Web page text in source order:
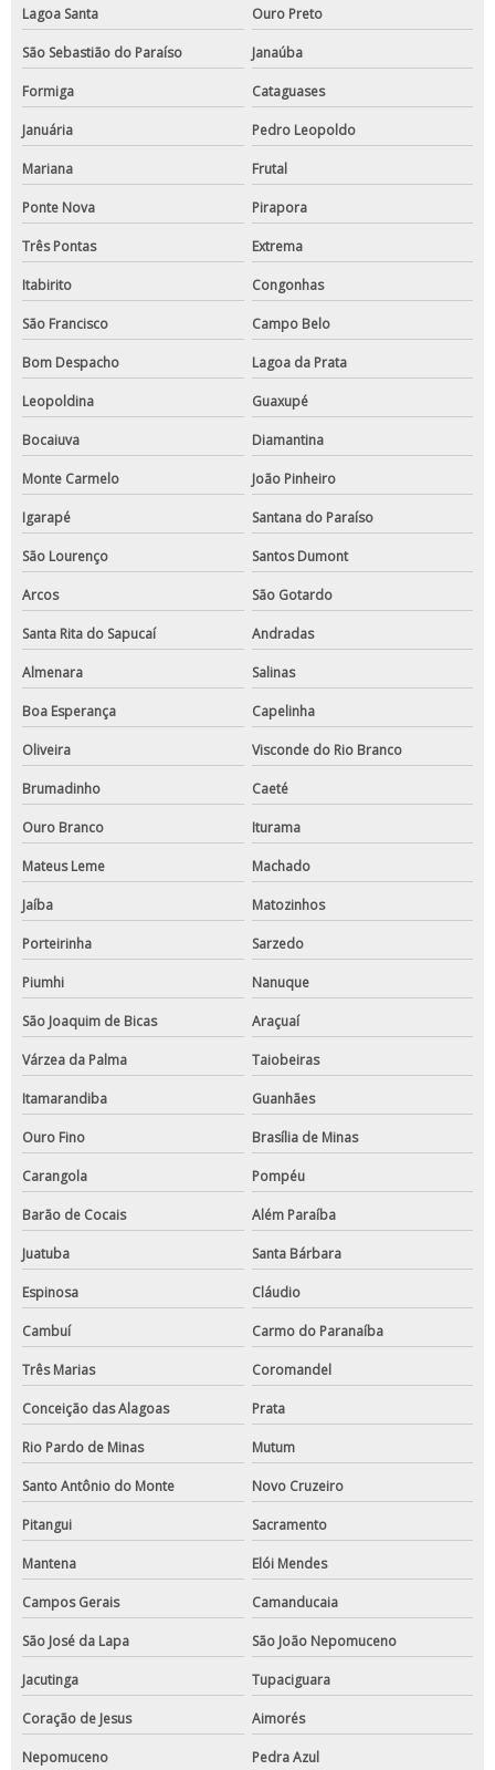
Lagoa Santa Ouro Preto
São Sebastião do Paraíso Janaúba
Formiga Cataguases
Januária Pedro Leopoldo
Mariana Frutal
Ponte Nova Pirapora
Três Pontas Extrema
Itabirito Congonhas
São Francisco Campo Belo
Bom Despacho Lagoa da Prata
Leopoldina Guaxupé
Bocaiuva Diamantina
Monte Carmelo João Pinheiro
Igarapé Santana do Paraíso
São Lourenço Santos Dumont
Arcos São Gotardo
Santa Rita do Sapucaí Andradas
Almenara Salinas
Boa Esperança Capelinha
Oliveira Visconde do Rio Branco
Brumadinho Caeté
Ouro Branco Iturama
Mateus Leme Machado
Jaíba Matozinhos
Porteirinha Sarzedo
Piumhi Nanuque
São Joaquim de Bicas Araçuaí
Várzea da Palma Taiobeiras
Itamarandiba Guanhães
Ouro Fino Brasília de Minas
Carangola Pompéu
Barão de Cocais Além Paraíba
Juatuba Santa Bárbara
Espinosa Cláudio
Cambuí Carmo do Paranaíba
Três Marias Coromandel
Conceição das Alagoas Prata
Rio Pardo de Minas Mutum
Santo Antônio do Monte Novo Cruzeiro
Pitangui Sacramento
Mantena Elói Mendes
Campos Gerais Camanducaia
São José da Lapa São João Nepomuceno
Jacutinga Tupaciguara
Coração de Jesus Aimorés
Nepomuceno Pedra Azul